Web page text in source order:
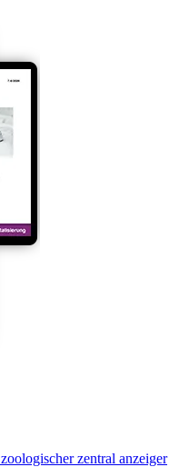
zoologischer zentral anzeiger